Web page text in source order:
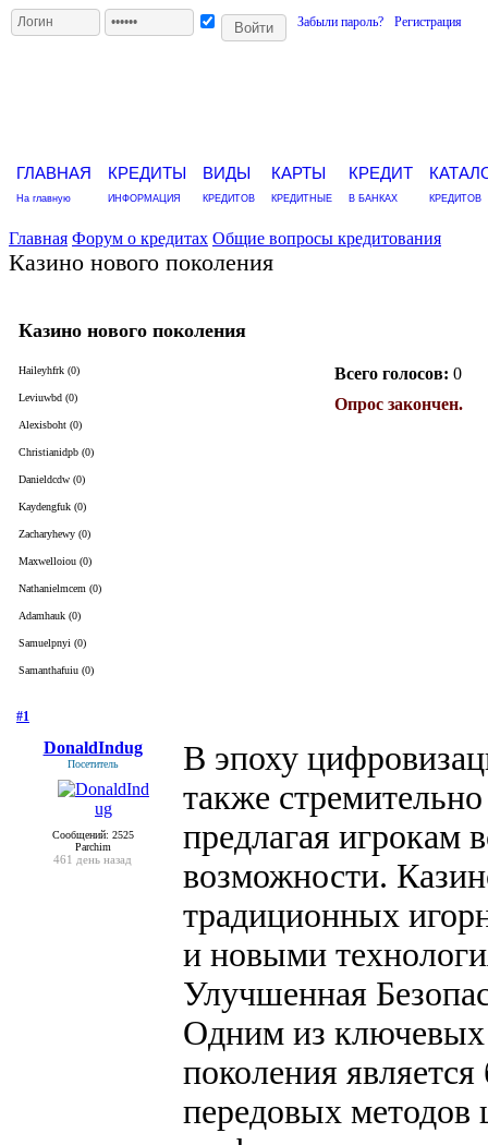
Забыли пароль? Регистрация
ГЛАВНАЯ
На главную
КРЕДИТЫ
ИНФОРМАЦИЯ
ВИДЫ
КРЕДИТОВ
КАРТЫ
КРЕДИТНЫЕ
КРЕДИТ
В БАНКАХ КРЕДИТОВ
Главная Форум о кредитах Общие вопросы кредитования
Казино нового поколения
Казино нового поколения
Haileyhfrk (0)
Leviuwbd (0)
Alexisboht (0)
Christianidpb (0)
Danieldcdw (0)
Kaydengfuk (0)
Zacharyhewy (0)
Maxwelloiou (0)
Nathanielmcem (0)
Adamhauk (0)
Samuelpnyi (0)
Samanthafuiu (0)
Всего голосов: 0
Опрос закончен.
#1
DonaldIndug
Посетитель
Сообщений: 2525
Parchim
461 день назад
В эпоху
также
предлагая игрокам
возможности.
традиционных
и новыми
Улучшенная
Одним из ключевых
поколения
передовых